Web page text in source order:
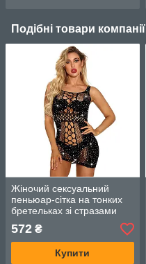
Подібні товари компанії
Жіночий сексуальний
пеньюар-сітка на тонких
бретельках зі стразами
(One size S-XL), Чорний
572 ₴
Купити